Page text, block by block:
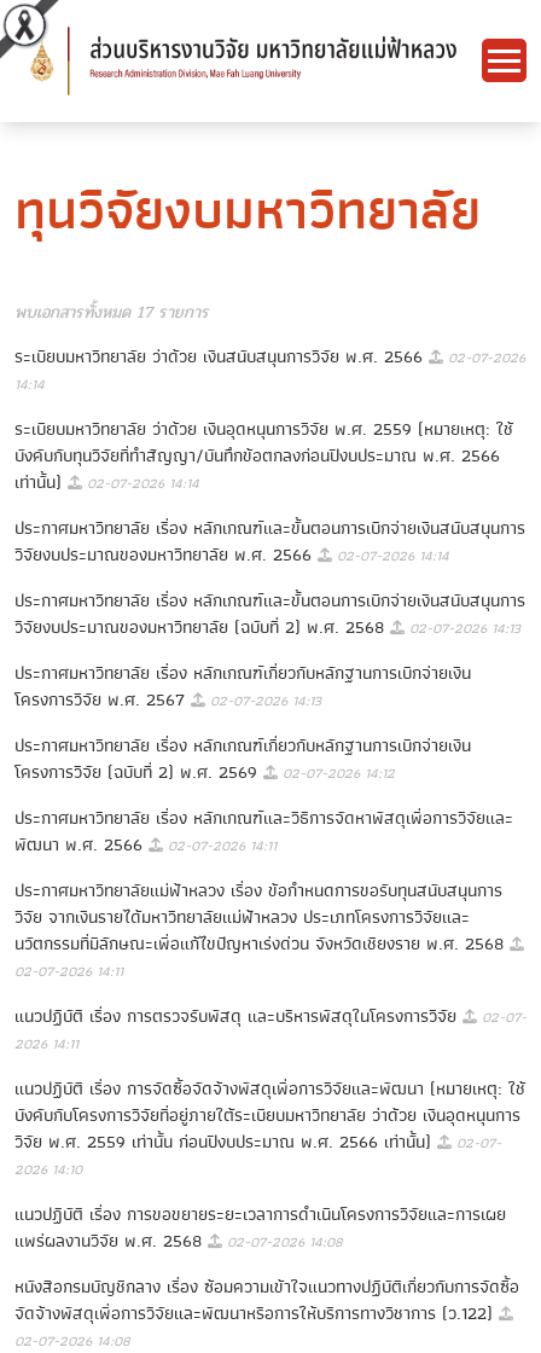
ทุนวิจัยงบมหาวิทยาลัย
พบเอกสารทั้งหมด 17 รายการ
ระเบียบมหาวิทยาลัย ว่าด้วย เงินสนับสนุนการวิจัย พ.ศ. 2566
02-07-2026
14:14
ระเบียบมหาวิทยาลัย ว่าด้วย เงินอุดหนุนการวิจัย พ.ศ. 2559 (หมายเหตุ: ใช้
บังคับกับทุนวิจัยที่ทำสัญญา/บันทึกข้อตกลงก่อนปีงบประมาณ พ.ศ. 2566
เท่านั้น)
02-07-2026 14:14
ประกาศมหาวิทยาลัย เรื่อง หลักเกณฑ์และขั้นตอนการเบิกจ่ายเงินสนับสนุนการ
วิจัยงบประมาณของมหาวิทยาลัย พ.ศ. 2566
02-07-2026 14:14
ประกาศมหาวิทยาลัย เรื่อง หลักเกณฑ์และขั้นตอนการเบิกจ่ายเงินสนับสนุนการ
วิจัยงบประมาณของมหาวิทยาลัย (ฉบับที่ 2) พ.ศ. 2568
02-07-2026 14:13
ประกาศมหาวิทยาลัย เรื่อง หลักเกณฑ์เกี่ยวกับหลักฐานการเบิกจ่ายเงิน
โครงการวิจัย พ.ศ. 2567
02-07-2026 14:13
ประกาศมหาวิทยาลัย เรื่อง หลักเกณฑ์เกี่ยวกับหลักฐานการเบิกจ่ายเงิน
โครงการวิจัย (ฉบับที่ 2) พ.ศ. 2569
02-07-2026 14:12
ประกาศมหาวิทยาลัย เรื่อง หลักเกณฑ์และวิธีการจัดหาพัสดุเพื่อการวิจัยและ
พัฒนา พ.ศ. 2566
02-07-2026 14:11
ประกาศมหาวิทยาลัยแม่ฟ้าหลวง เรื่อง ข้อกําหนดการขอรับทุนสนับสนุนการ
วิจัย จากเงินรายได้มหาวิทยาลัยแม่ฟ้าหลวง ประเภทโครงการวิจัยและ
นวัตกรรมที่มีลักษณะเพื่อแก้ไขปัญหาเร่งด่วน จังหวัดเชียงราย พ.ศ. 2568
02-07-2026 14:11
แนวปฏิบัติ เรื่อง การตรวจรับพัสดุ และบริหารพัสดุในโครงการวิจัย
02-07-
2026 14:11
แนวปฏิบัติ เรื่อง การจัดซื้อจัดจ้างพัสดุเพื่อการวิจัยและพัฒนา (หมายเหตุ: ใช้
บังคับกับโครงการวิจัยที่อยู่ภายใต้ระเบียบมหาวิทยาลัย ว่าด้วย เงินอุดหนุนการ
วิจัย พ.ศ. 2559 เท่านั้น ก่อนปีงบประมาณ พ.ศ. 2566 เท่านั้น)
02-07-
2026 14:10
แนวปฏิบัติ เรื่อง การขอขยายระยะเวลาการดำเนินโครงการวิจัยและการเผย
แพร่ผลงานวิจัย พ.ศ. 2568
02-07-2026 14:08
หนังสือกรมบัญชีกลาง เรื่อง ซ้อมความเข้าใจแนวทางปฏิบัติเกี่ยวกับการจัดซื้อ
จัดจ้างพัสดุเพื่อการวิจัยและพัฒนาหรือการให้บริการทางวิชาการ (ว.122)
02-07-2026 14:08